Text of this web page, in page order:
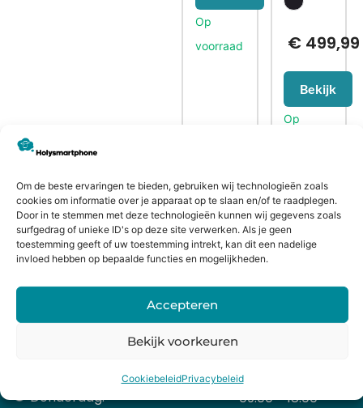
Om de beste ervaringen te bieden, gebruiken wij technologieën zoals
cookies om informatie over je apparaat op te slaan en/of te raadplegen.
Door in te stemmen met deze technologieën kunnen wij gegevens zoals
surfgedrag of unieke ID's op deze site verwerken. Als je geen
toestemming geeft of uw toestemming intrekt, kan dit een nadelige
invloed hebben op bepaalde functies en mogelijkheden.
Accepteren
Bekijk voorkeuren
CookiebeleidPrivacybeleid
€ 499,99
Bekijk
CONTACTGEGEVENS
Heiligeweg 43A
1561 DE, Krommenie
Donderdag:
09:00 - 18:00